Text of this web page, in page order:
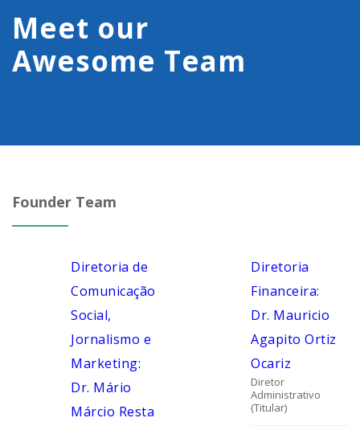
Meet our
Awesome Team
Founder Team
Diretoria de
Comunicação
Social,
Jornalismo e
Marketing:
Dr. Mário
Márcio Resta
Diretoria
Financeira:
Dr. Mauricio
Agapito Ortiz
Ocariz
Diretor
Administrativo
(Titular)